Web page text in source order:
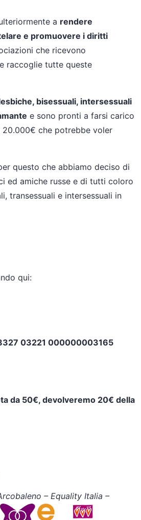
a rendere
e promuovere i diritti
che ricevono
raccoglie tutte queste
bisessuali, intersessuali
e sono pronti a farsi carico
che potrebbe voler
questo che abbiamo deciso di
ed amiche russe e di tutti coloro
transessuali e intersessuali in
qui:
03221 000000003165
da 50€, devolveremo 20€ della
– Equality Italia –